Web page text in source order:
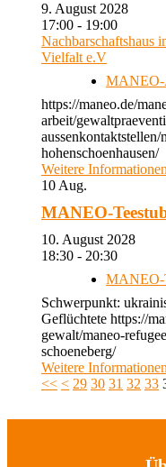
9. August 2028
17:00 - 19:00
Nachbarschaftshaus
Vielfalt e.V
MANEO-
https://maneo.de/
arbeit/
aussenkontaktstellen/
hohenschoenhausen/
Weitere Informationen
10 Aug.
MANEO-
10. August 2028
18:30 - 20:30
MANEO-
Schwerpunkt:
Geflüchtete https://
gewalt/maneo-
schoeneberg/
Weitere Informationen
<< < 29 30 31 32 33